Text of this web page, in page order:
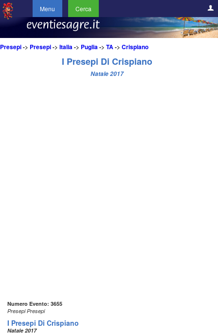
Menu Cerca
Presepi-> Presepi-> Italia-> Puglia-> TA-> Crispiano
I Presepi Di Crispiano
Natale 2017
Numero Evento: 3655
Presepi Presepi
I Presepi Di Crispiano
Natale 2017